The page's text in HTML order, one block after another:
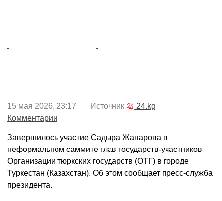
15 мая 2026, 23:17 Источник
24.kg
Комментарии
Завершилось участие Садыра Жапарова в
неформальном саммите глав государств-участников
Организации тюркских государств (ОТГ) в городе
Туркестан (Казахстан). Об этом сообщает пресс-служба
президента.